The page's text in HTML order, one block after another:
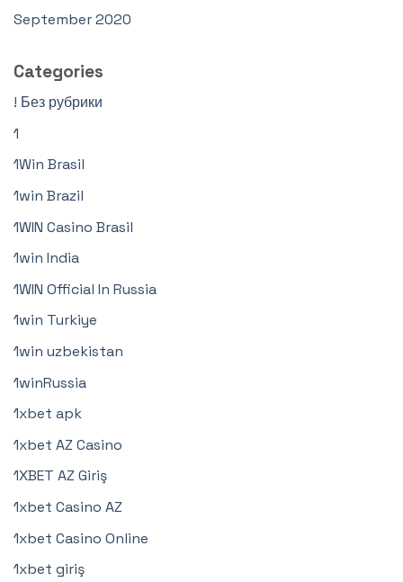
September 2020
Categories
! Без рубрики
1
1Win Brasil
1win Brazil
1WIN Casino Brasil
1win India
1WIN Official In Russia
1win Turkiye
1win uzbekistan
1winRussia
1xbet apk
1xbet AZ Casino
1XBET AZ Giriş
1xbet Casino AZ
1xbet Casino Online
1xbet giriş